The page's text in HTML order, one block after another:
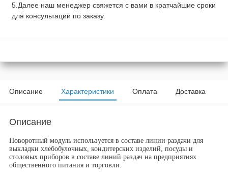
5.Далее наш менеджер свяжется с вами в кратчайшие сроки
для консультации по заказу.
Описание Характеристики Оплата Доставка
Описание
Поворотный модуль​ используется в составе линии раздачи для
выкладки хлебобулочных, кондитерских изделий, посуды и
столовых приборов в составе линий раздач на предприятиях
общественного питания и торговли.